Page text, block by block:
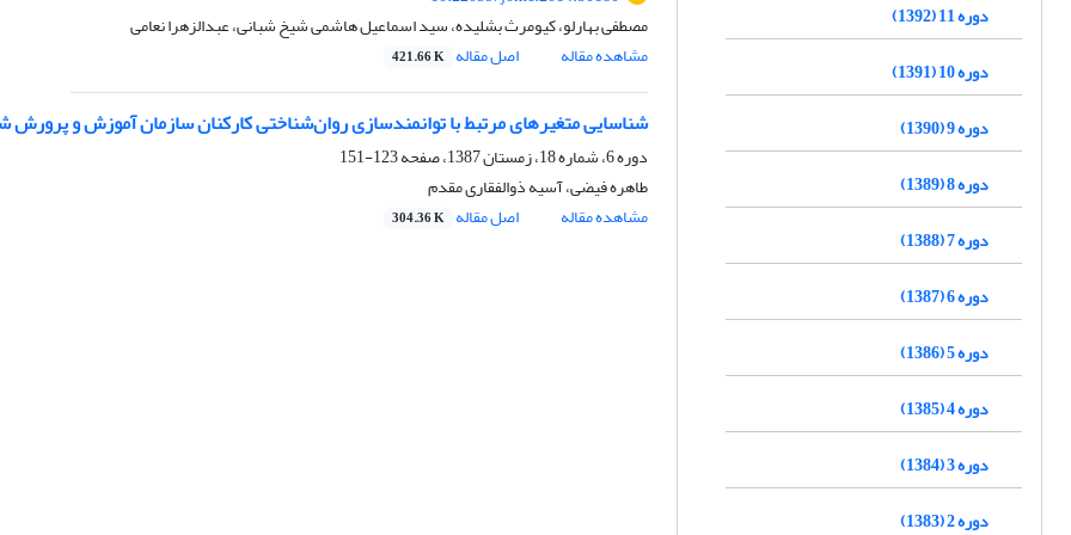
مصطفی بهارلو، کیومرث بشلیده، سید اسماعیل هاشمی شیخ شبانی، عبدالزهرا نعامی
مشاهده مقاله
اصل مقاله 421.66 K
شناسایی متغیرهای مرتبط با توانمندسازی روان‌شناختی کارکنان سازمان آموزش و
دوره 6، شماره 18، زمستان 1387، صفحه
123-151
طاهره فیضی، آسیه ذوالفقاری مقدم
مشاهده مقاله
اصل مقاله 304.36 K
دوره 11 (1392)
دوره 10 (1391)
دوره 9 (1390)
دوره 8 (1389)
دوره 7 (1388)
دوره 6 (1387)
دوره 5 (1386)
دوره 4 (1385)
دوره 3 (1384)
دوره 2 (1383)